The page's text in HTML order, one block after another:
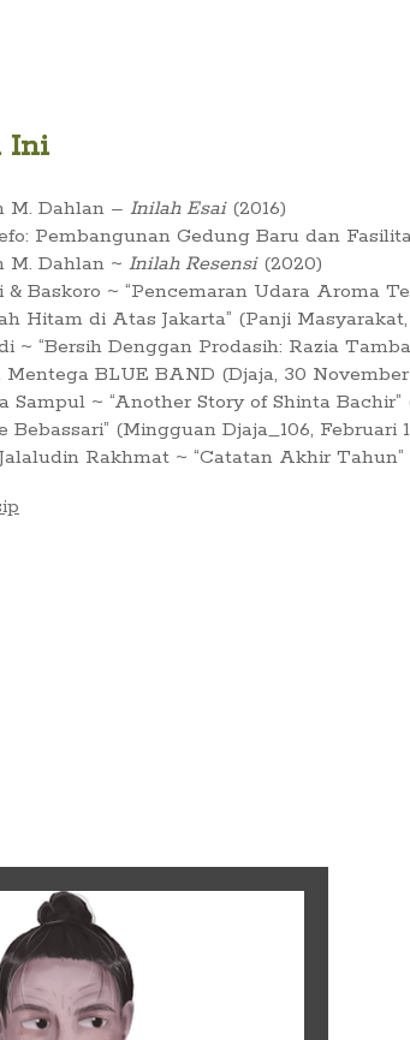
Ini
M. Dahlan – Inilah Esai(2016)
Pembangunan Gedung Baru dan
M. Dahlan ~ Inilah Resensi(2020)
& Baskoro ~ “Pencemaran Udara Aroma
Hitam di Atas Jakarta” (Panji Masyarakat,
~ “Bersih Denggan Prodasih: Razia
BLUE BAND (Djaja, 30 November
Sampul ~ “Another Story of Shinta Bachir”
Bebassari” (Mingguan Djaja_106, Februari
Rakhmat ~ “Catatan Akhir Tahun”